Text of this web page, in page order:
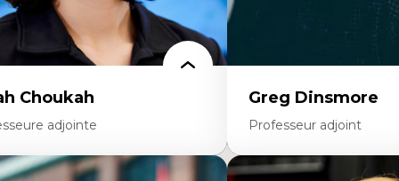
Choukah
adjointe
Greg Dinsmore
Professeur adjoint